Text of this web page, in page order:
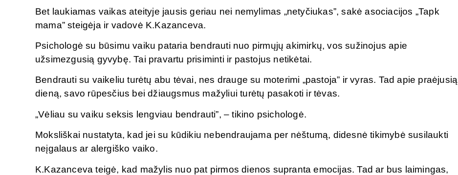
Bet laukiamas vaikas ateityje jausis geriau nei nemylimas „netyčiukas”, sakė asociacijos „Tapk
mama” steigėja ir vadovė K.Kazanceva.
Psichologė su būsimu vaiku pataria bendrauti nuo pirmųjų akimirkų, vos sužinojus apie
užsimezgusią gyvybę. Tai pravartu prisiminti ir pastojus netikėtai.
Bendrauti su vaikeliu turėtų abu tėvai, nes drauge su moterimi „pastoja” ir vyras. Tad apie praėjusią
dieną, savo rūpesčius bei džiaugsmus mažyliui turėtų pasakoti ir tėvas.
„Vėliau su vaiku seksis lengviau bendrauti”, – tikino psichologė.
Moksliškai nustatyta, kad jei su kūdikiu nebendraujama per nėštumą, didesnė tikimybė susilaukti
neįgalaus ar alergiško vaiko.
K.Kazanceva teigė, kad mažylis nuo pat pirmos dienos supranta emocijas. Tad ar bus laimingas,